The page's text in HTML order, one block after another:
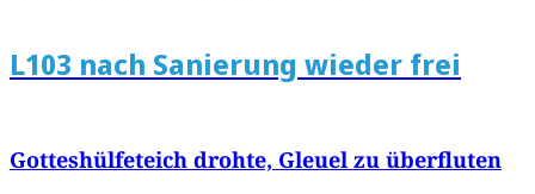
L103 nach Sanierung wieder frei
Gotteshülfeteich drohte, Gleuel zu überfluten